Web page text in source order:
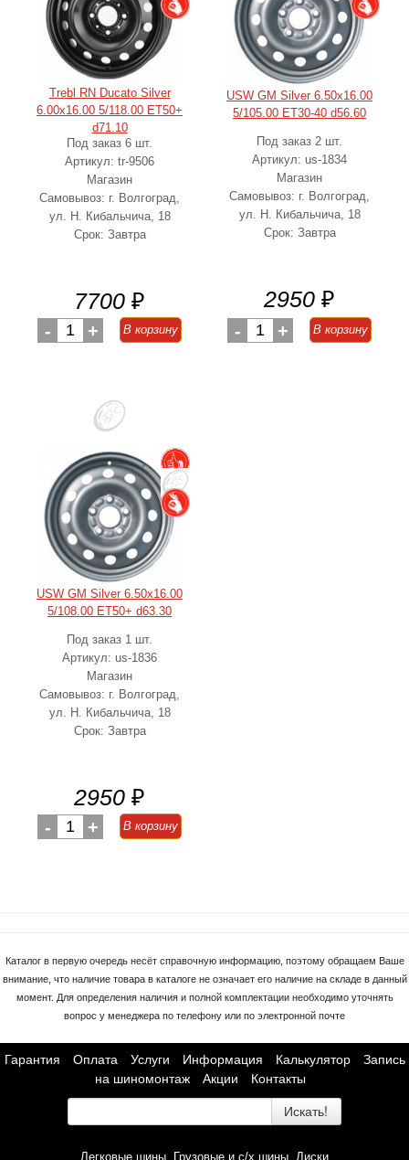
Trebl RN Ducato Silver
6.00x16.00 5/118.00 ET50+
d71.10
Под заказ 6 шт.
Артикул: tr-9506
Магазин
Самовывоз: г. Волгоград,
ул. Н. Кибальчича, 18
Срок: Завтра
7700 ₽
- 1 + В корзину
USW GM Silver 6.50x16.00
5/105.00 ET30-40 d56.60
Под заказ 2 шт.
Артикул: us-1834
Магазин
Самовывоз: г. Волгоград,
ул. Н. Кибальчича, 18
Срок: Завтра
2950 ₽
- 1 + В корзину
USW GM Silver 6.50x16.00
5/108.00 ET50+ d63.30
Под заказ 1 шт.
Артикул: us-1836
Магазин
Самовывоз: г. Волгоград,
ул. Н. Кибальчича, 18
Срок: Завтра
2950 ₽
- 1 + В корзину
Каталог в первую очередь несёт справочную информацию, поэтому обращаем Ваше
внимание, что наличие товара в каталоге не означает его наличие на складе в данный
момент. Для определения наличия и полной комплектации необходимо уточнять
вопрос у менеджера по телефону или по электронной почте
Гарантия Оплата Услуги Информация Калькулятор
Запись
на шиномонтаж
Акции Контакты
Искать!
Легковые шины Грузовые и с/х шины Диски